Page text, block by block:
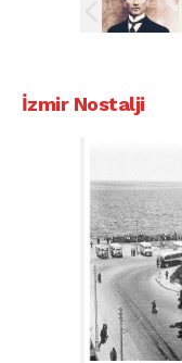
İzmir Nostalji